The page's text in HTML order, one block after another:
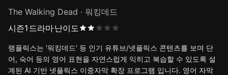
The Walking Dead · 워킹데드
시즌1 드라마난이도
랭플릭스는 '워킹데드' 등 인기 유튜브/넷플릭스 콘텐츠를 보며 단
어, 숙어 등의 영어 표현을 자연스럽게 익히고 복습할 수 있도록 설
계된 AI 기반 넷플릭스 이중자막 확장 프로그램 입니다. 영어 자막